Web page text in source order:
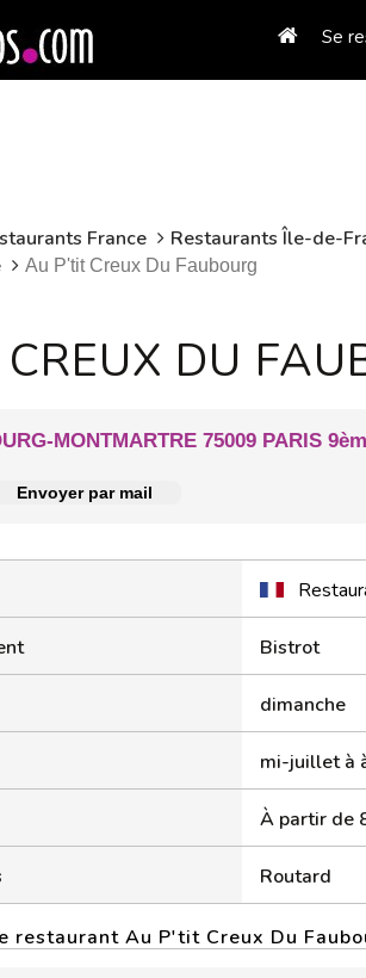
Se
France Restaurants Île-de-
Au P'tit Creux Du Faubourg
DU
MONTMARTRE 75009 PARIS
Envoyer par mail
Bistrot
dimanche
mi-juillet à
À partir de
Routard
restaurant Au P'tit Creux Du